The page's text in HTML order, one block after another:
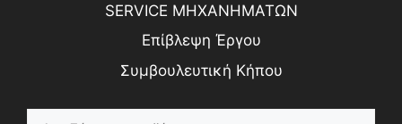
SERVICE ΜΗΧΑΝΗΜΑΤΩΝ
Επίβλεψη Έργου
Συμβουλευτική Κήπου